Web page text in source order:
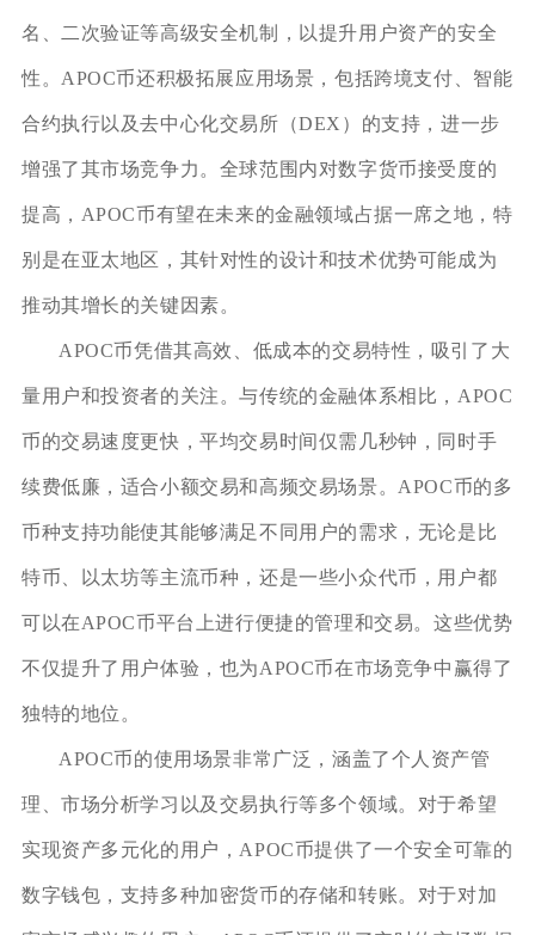
名、二次验证等高级安全机制，以提升用户资产的安全
性。APOC币还积极拓展应用场景，包括跨境支付、智能
合约执行以及去中心化交易所（DEX）的支持，进一步
增强了其市场竞争力。全球范围内对数字货币接受度的
提高，APOC币有望在未来的金融领域占据一席之地，特
别是在亚太地区，其针对性的设计和技术优势可能成为
推动其增长的关键因素。
APOC币凭借其高效、低成本的交易特性，吸引了大
量用户和投资者的关注。与传统的金融体系相比，APOC
币的交易速度更快，平均交易时间仅需几秒钟，同时手
续费低廉，适合小额交易和高频交易场景。APOC币的多
币种支持功能使其能够满足不同用户的需求，无论是比
特币、以太坊等主流币种，还是一些小众代币，用户都
可以在APOC币平台上进行便捷的管理和交易。这些优势
不仅提升了用户体验，也为APOC币在市场竞争中赢得了
独特的地位。
APOC币的使用场景非常广泛，涵盖了个人资产管
理、市场分析学习以及交易执行等多个领域。对于希望
实现资产多元化的用户，APOC币提供了一个安全可靠的
数字钱包，支持多种加密货币的存储和转账。对于对加